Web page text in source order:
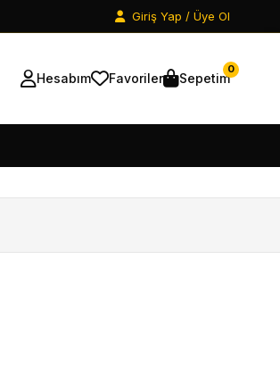
Giriş Yap / Üye Ol
Hesabım Favoriler Sepetim
0